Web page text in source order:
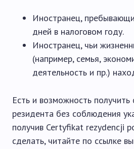
Иностранец,
дней в налоговом году.
Иностранец, чьи
(например, семья,
деятельность и пр.)
Есть и возможность получить
резидента без соблюдения
получив Certyfikat rezydencji
сделать, читайте по ссылке